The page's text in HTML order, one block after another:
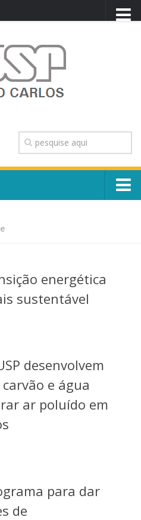
TRANSPARÊNCIA
OUVIDORIA
CONTATO
em Rede
energética
sustentável
desenvolvem
e água
ar poluído em
para dar
de